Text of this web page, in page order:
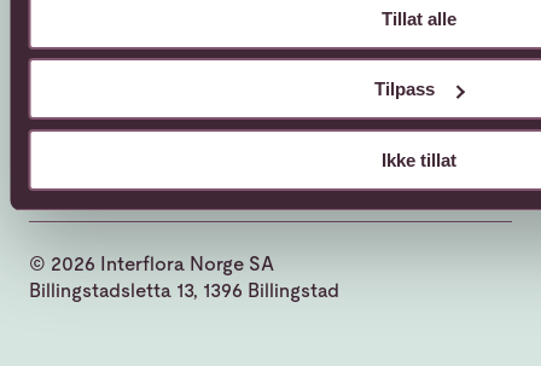
Tillat alle
Tilpass
Ikke tillat
© 2026 Interflora Norge SA
Billingstadsletta 13, 1396 Billingstad